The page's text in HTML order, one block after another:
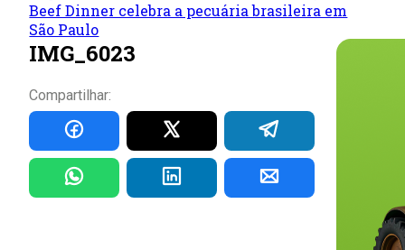
Beef Dinner celebra a pecuária brasileira em
São Paulo
IMG_6023
Compartilhar: